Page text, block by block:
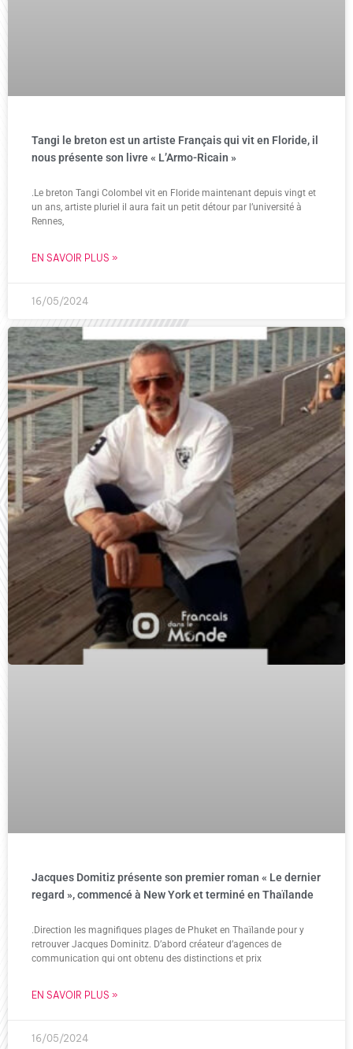
Tangi le breton est un artiste Français qui vit en Floride, il
nous présente son livre « L’Armo-Ricain »
.Le breton Tangi Colombel vit en Floride maintenant depuis vingt et
un ans, artiste pluriel il aura fait un petit détour par l’université à
Rennes,
EN SAVOIR PLUS »
16/05/2024
Jacques Domitiz présente son premier roman « Le dernier
regard », commencé à New York et terminé en Thaïlande
.Direction les magnifiques plages de Phuket en Thaïlande pour y
retrouver Jacques Dominitz. D’abord créateur d’agences de
communication qui ont obtenu des distinctions et prix
EN SAVOIR PLUS »
16/05/2024